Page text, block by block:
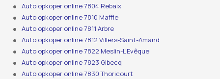
Auto opkoper online 7804 Rebaix
Auto opkoper online 7810 Maffle
Auto opkoper online 7811 Arbre
Auto opkoper online 7812 Villers-Saint-Amand
Auto opkoper online 7822 Meslin-L’Evêque
Auto opkoper online 7823 Gibecq
Auto opkoper online 7830 Thoricourt